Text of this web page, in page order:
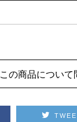
この商品について